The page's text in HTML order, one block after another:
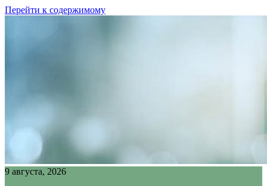
Перейти к содержимому
9 августа, 2026